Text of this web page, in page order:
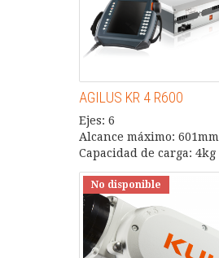
AGILUS KR 4 R600
Ejes: 6
Alcance máximo: 601mm
Capacidad de carga: 4kg
No disponible